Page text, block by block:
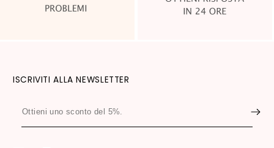
ISCRIVITI ALLA NEWSLETTER
Ottieni
uno